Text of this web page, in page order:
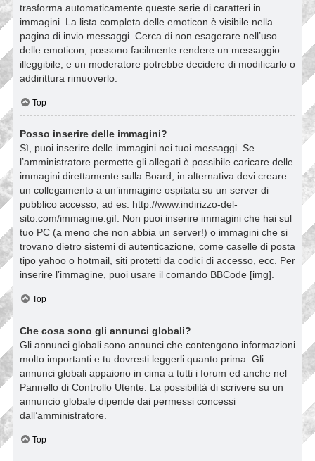
trasforma automaticamente queste serie di caratteri in
immagini. La lista completa delle emoticon è visibile nella
pagina di invio messaggi. Cerca di non esagerare nell’uso
delle emoticon, possono facilmente rendere un messaggio
illeggibile, e un moderatore potrebbe decidere di modificarlo o
addirittura rimuoverlo.
Top
Posso inserire delle immagini?
Sì, puoi inserire delle immagini nei tuoi messaggi. Se
l’amministratore permette gli allegati è possibile caricare delle
immagini direttamente sulla Board; in alternativa devi creare
un collegamento a un’immagine ospitata su un server di
pubblico accesso, ad es. http://www.indirizzo-del-
sito.com/immagine.gif. Non puoi inserire immagini che hai sul
tuo PC (a meno che non abbia un server!) o immagini che si
trovano dietro sistemi di autenticazione, come caselle di posta
tipo yahoo o hotmail, siti protetti da codici di accesso, ecc. Per
inserire l’immagine, puoi usare il comando BBCode [img].
Top
Che cosa sono gli annunci globali?
Gli annunci globali sono annunci che contengono informazioni
molto importanti e tu dovresti leggerli quanto prima. Gli
annunci globali appaiono in cima a tutti i forum ed anche nel
Pannello di Controllo Utente. La possibilità di scrivere su un
annuncio globale dipende dai permessi concessi
dall’amministratore.
Top